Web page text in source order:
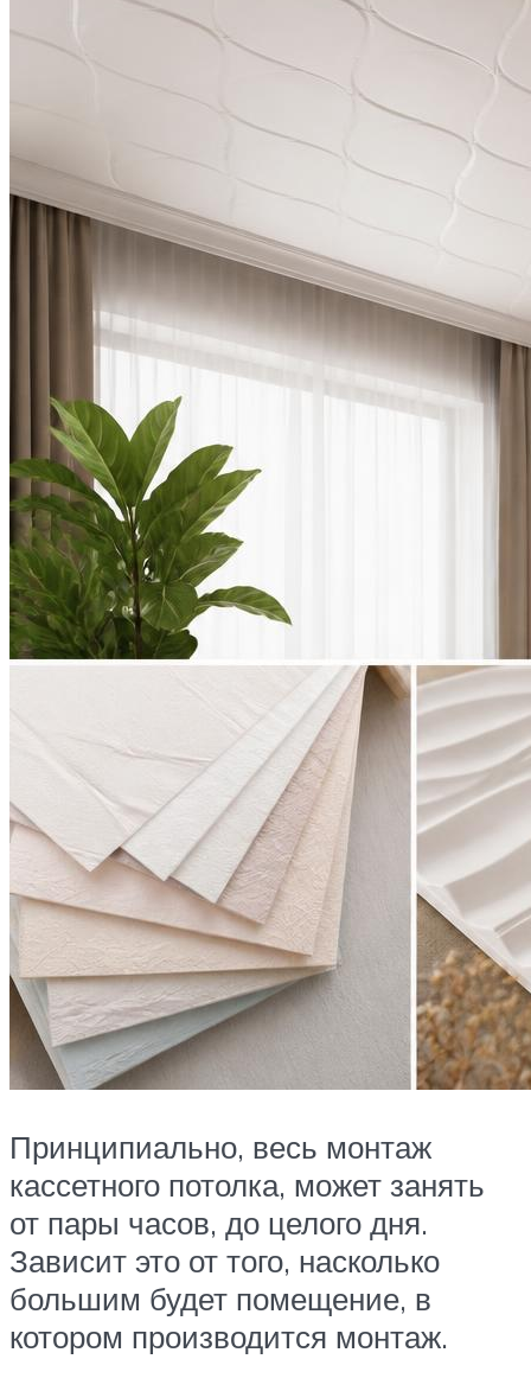
Принципиально, весь монтаж
кассетного потолка, может занять
от пары часов, до целого дня.
Зависит это от того, насколько
большим будет помещение, в
котором производится монтаж.